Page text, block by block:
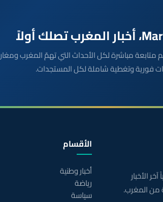
المغرب 24 يوفّر لكم متابعة مباشرة لكل الأحداث التي تهمّ المغرب
فورية وتغطية شاملة لكل المستجدات.
الأخبار
من المغرب.
الأقسام
أخبار وطنية
رياضة
سياسة